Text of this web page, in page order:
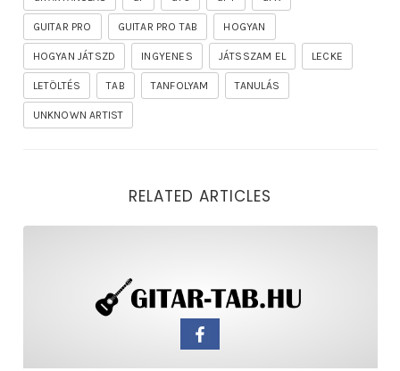
GUITAR PRO GUITAR PRO TAB HOGYAN
HOGYAN JÁTSZD INGYENES JÁTSSZAM EL LECKE
LETÖLTÉS TAB TANFOLYAM TANULÁS
UNKNOWN ARTIST
RELATED ARTICLES